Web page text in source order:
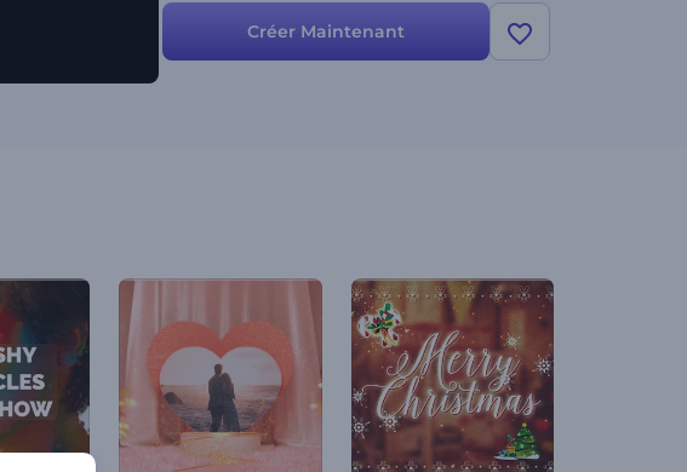
Créez dès maintenant et rendez votre fête vraiment
remarquable !Créer Maintenant